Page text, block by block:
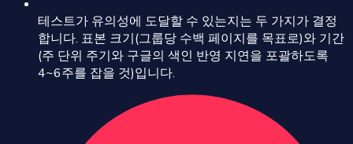
테스트가 유의성에 도달할 수 있는지는 두 가지가 결정
합니다. 표본 크기(그룹당 수백 페이지를 목표로)와 기간
(주 단위 주기와 구글의 색인 반영 지연을 포괄하도록
4~6주를 잡을 것)입니다.